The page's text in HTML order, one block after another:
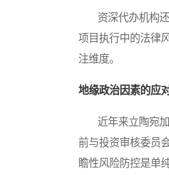
资深代办机构还
项目执行中的法律
注维度。
地缘政治因素的应
近年来立陶宛加
前与投资审核委员
瞻性风险防控是单